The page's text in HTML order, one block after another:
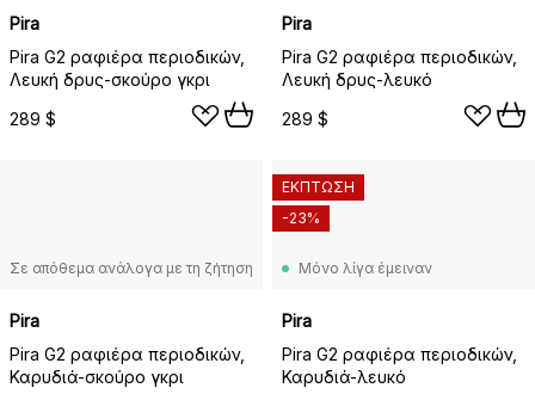
Pira
Pira G2 ραφιέρα περιοδικών,
Λευκή δρυς-σκούρο γκρι
289 $
Pira
Pira G2 ραφιέρα περιοδικών,
Λευκή δρυς-λευκό
289 $
Σε απόθεμα ανάλογα με τη ζήτηση
Pira
Pira G2 ραφιέρα περιοδικών,
Καρυδιά-σκούρο γκρι
Μόνο λίγα έμειναν
Pira
Pira G2 ραφιέρα περιοδικών,
Καρυδιά-λευκό
ΕΚΠΤΩΣΗ
-23%